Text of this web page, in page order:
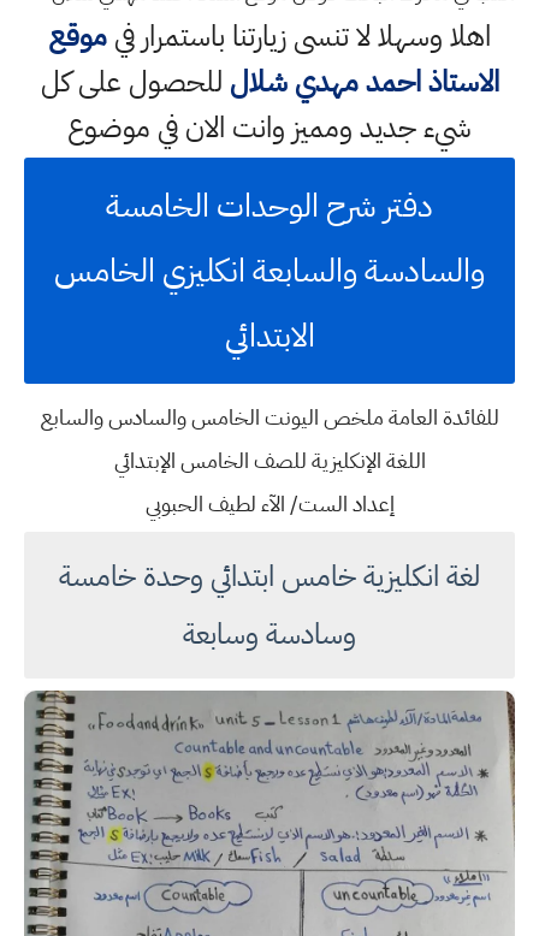
اهلا وسهلالا تنسى زيارتنا باستمرار فيموقع
الاستاذ احمد مهدي شلال للحصول على كل
شيء جديد ومميز وانت الان في موضوع
دفتر شرح الوحدات الخامسة
والسادسة والسابعة انكليزي الخامس
الابتدائي
للفائدة العامة ملخص اليونت الخامس والسادس والسابع
اللغة الإنكليزية للصف الخامس الإبتدائي
إعداد الست/ الآء لطيف الحبوبي
لغة انكليزية خامس ابتدائي وحدة خامسة
وسادسة وسابعة